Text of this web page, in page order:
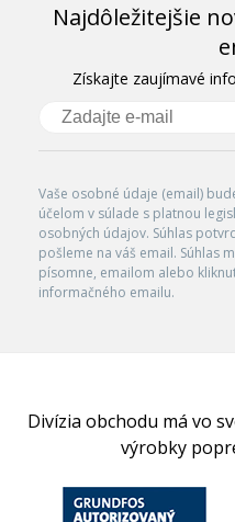
Najdôležitejšie
Získajte zaujímavé
Vaše osobné údaje (email)
účelom v súlade s platnou
osobných údajov. Súhlas
pošleme na váš email. Súhlas
písomne, emailom alebo
informačného emailu.
Divízia obchodu má vo
výrobky